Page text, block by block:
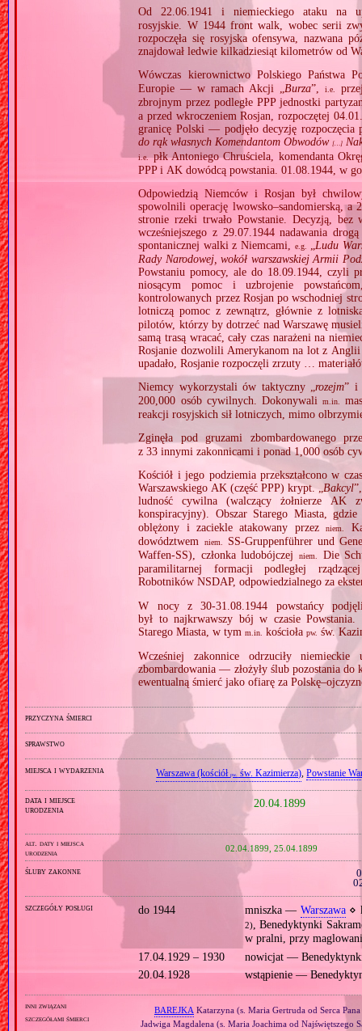
Od 22.06.1941 i niemieckiego ataku na
rosyjskie. W 1944 front walk, wobec serii
rozpoczęła się rosyjska ofensywa, nazwana
znajdował ledwie kilkadziesiąt kilometrów od
Wówczas kierownictwo Polskiego Państwa
Europie — w ramach Akcji „ Burza”,i.e.
zbrojnym przez podległe PPP jednostki
a przed wkroczeniem Rosjan, rozpoczętej
granicę Polski — podjęło decyzję rozpoczęcia
do rąk własnych Komendantom Obwodów […]
i.e.płk Antoniego Chruściela, komendanta
PPP i AK dowódcą powstania. 01.08.1944, w
Odpowiedzią Niemców i Rosjan był
spowolnili operację lwowsko–sandomierską,
stronie rzeki trwało Powstanie. Decyzją,
wcześniejszego z 29.07.1944 nadawania
spontanicznej walki z Niemcami, e.g. „Ludu
Rady Narodowej, wokół warszawskiej Armii
Powstaniu pomocy, ale do 18.09.1944, czyli
niosącym pomoc i uzbrojenie
kontrolowanych przez Rosjan po wschodniej
lotniczą pomoc z zewnątrz, głównie z
pilotów, którzy by dotrzeć nad Warszawę
samą trasą wracać, cały czas narażeni na
Rosjanie dozwolili Amerykanom na lot z
upadało, Rosjanie rozpoczęli zrzuty …
Niemcy wykorzystali ów taktyczny „rozejm” i
200,000 osób cywilnych. Dokonywalim.in.
reakcji rosyjskich sił lotniczych, mimo
Zginęła pod gruzami zbombardowanego
z 33 innymi zakonnicami i ponad 1,000 osób
Kościół i jego podziemia przekształcono w
Warszawskiego AK (część PPP) krypt. „Bakcyl
ludność cywilna (walczący żołnierze AK
konspiracyjny). Obszar Starego Miasta,
oblężony i zaciekle atakowany przezniem.
dowództwem
niem.
SS‐Gruppenführer und
Waffen‐SS), członka ludobójczejniem.
Die
paramilitarnej formacji podległej
Robotników NSDAP, odpowiedzialnego za
W nocy z 30‐31.08.1944 powstańcy
był to najkrwawszy bój w czasie
Starego Miasta, w tymm.in. kościołapw. św.
Wcześniej zakonnice odrzuciły
zbombardowania — złożyły ślub pozostania
ewentualną śmierć jako ofiarę za
przyczyna śmierci
sprawstwo
miejsca i wydarzenia Warszawa (kościółpw. św. Kazimierza),Powstanie
data i miejsce
urodzenia
20.04.1899
alt. daty i miejsca
urodzenia
02.04.1899, 25.04.1899
śluby zakonne
szczegóły posługi do 1944 mniszka — Warszawa⋄
2), Benedyktynki
w pralni, przy
17.04.1929 – 1930
nowicjat —
20.04.1928
wstąpienie —
inni związani
szczegółami śmierci
BAREJKA Katarzyna (s. Maria Gertruda od Serca
Jadwiga Magdalena (s. Maria Joachima od Najświętszego